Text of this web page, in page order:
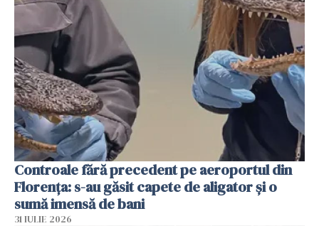
Controale fără precedent pe aeroportul din
Florența: s-au găsit capete de aligator și o
sumă imensă de bani
31 IULIE 2026